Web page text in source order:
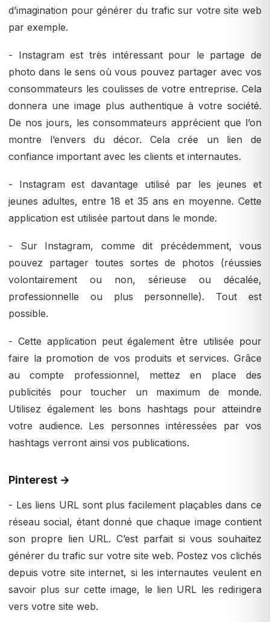
d’imagination pour générer du trafic sur votre site web
par exemple.
- Instagram est très intéressant pour le partage de
photo dans le sens où vous pouvez partager avec vos
consommateurs les coulisses de votre entreprise. Cela
donnera une image plus authentique à votre société.
De nos jours, les consommateurs apprécient que l’on
montre l’envers du décor. Cela crée un lien de
confiance important avec les clients et internautes.
- Instagram est davantage utilisé par les jeunes et
jeunes adultes, entre 18 et 35 ans en moyenne. Cette
application est utilisée partout dans le monde.
- Sur Instagram, comme dit précédemment, vous
pouvez partager toutes sortes de photos (réussies
volontairement ou non, sérieuse ou décalée,
professionnelle ou plus personnelle). Tout est
possible.
- Cette application peut également être utilisée pour
faire la promotion de vos produits et services. Grâce
au compte professionnel, mettez en place des
publicités pour toucher un maximum de monde.
Utilisez également les bons hashtags pour atteindre
votre audience. Les personnes intéressées par vos
hashtags verront ainsi vos publications.
Pinterest →
- Les liens URL sont plus facilement plaçables dans ce
réseau social, étant donné que chaque image contient
son propre lien URL. C’est parfait si vous souhaitez
générer du trafic sur votre site web. Postez vos clichés
depuis votre site internet, si les internautes veulent en
savoir plus sur cette image, le lien URL les redirigera
vers votre site web.